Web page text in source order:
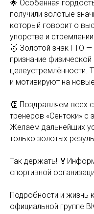
🌟 Особенная
получили золотые
который говорит о
упорстве и
🥇 Золотой знак ГТО —
признание
целеустремлённости.
и мотивируют на
👏 Поздравляем всех
тренеров «Сентоки»
Желаем дальнейших
только золотых
Так держать!
спортивной
Подробности и жизнь
официальной группе